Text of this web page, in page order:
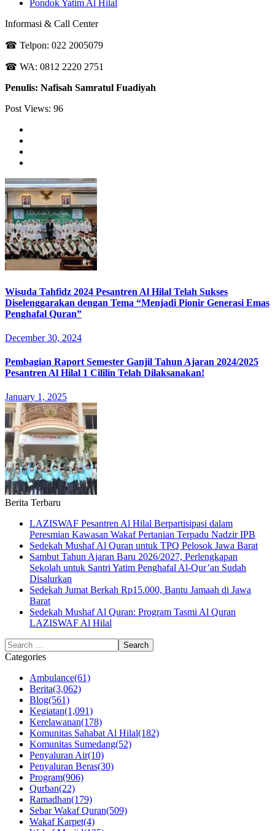
Pondok Yatim Al Hilal
Informasi & Call Center
☎ Telpon: 022 2005079
☎ WA: 0812 2220 2751
Penulis: Nafisah Samratul Fuadiyah
Post Views: 96
Wisuda Tahfidz 2024 Pesantren Al Hilal Telah Sukses
Diselenggarakan dengan Tema “Menjadi Pionir Generasi Emas
Penghafal Quran”
December 30, 2024
Pembagian Raport Semester Ganjil Tahun Ajaran 2024/2025
Pesantren Al Hilal 1 Cililin Telah Dilaksanakan!
January 1, 2025
Berita Terbaru
LAZISWAF Pesantren Al Hilal Berpartisipasi dalam
Peresmian Kawasan Wakaf Pertanian Terpadu Nadzir IPB
Sedekah Mushaf Al Quran untuk TPQ Pelosok Jawa Barat
Sambut Tahun Ajaran Baru 2026/2027, Perlengkapan
Sekolah untuk Santri Yatim Penghafal Al-Qur’an Sudah
Disalurkan
Sedekah Jumat Berkah Rp15.000, Bantu Jamaah di Jawa
Barat
Sedekah Mushaf Al Quran: Program Tasmi Al Quran
LAZISWAF Al Hilal
Categories
Ambulance(61)
Berita(3,062)
Blog(561)
Kegiatan(1,091)
Kerelawanan(178)
Komunitas Sahabat Al Hilal(182)
Komunitas Sumedang(52)
Penyaluran Air(10)
Penyaluran Beras(30)
Program(906)
Qurban(22)
Ramadhan(179)
Sebar Wakaf Quran(509)
Wakaf Karpet(4)